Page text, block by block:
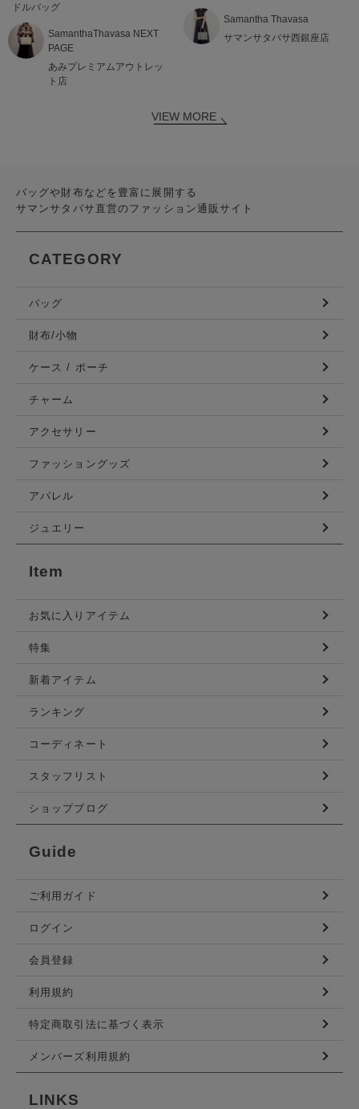
ドルバッグ
SamanthaThavasa NEXT
PAGE
あみプレミアムアウトレッ
ト店
Samantha Thavasa
サマンサタバサ西銀座店
VIEW MORE
バッグや財布などを豊富に展開する
サマンサタバサ直営のファッション通販サイト
CATEGORY
バッグ
財布/小物
ケース / ポーチ
チャーム
アクセサリー
ファッショングッズ
アパレル
ジュエリー
Item
お気に入りアイテム
特集
新着アイテム
ランキング
コーディネート
スタッフリスト
ショップブログ
Guide
ご利用ガイド
ログイン
会員登録
利用規約
特定商取引法に基づく表示
メンバーズ利用規約
LINKS